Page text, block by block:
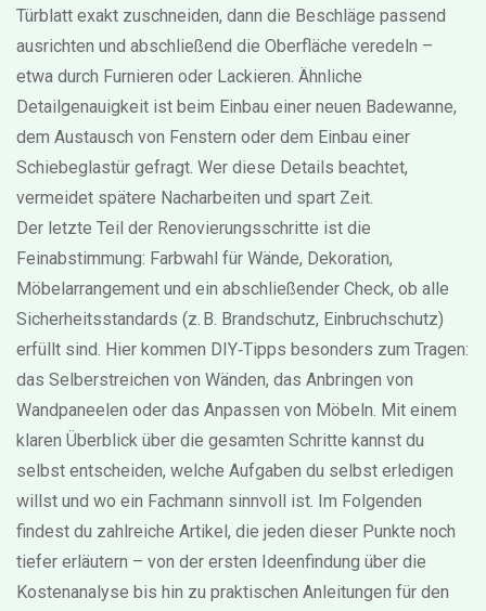
Türblatt exakt zuschneiden, dann die Beschläge passend
ausrichten und abschließend die Oberfläche veredeln –
etwa durch Furnieren oder Lackieren. Ähnliche
Detailgenauigkeit ist beim Einbau einer neuen Badewanne,
dem Austausch von Fenstern oder dem Einbau einer
Schiebeglastür gefragt. Wer diese Details beachtet,
vermeidet spätere Nacharbeiten und spart Zeit.
Der letzte Teil der Renovierungsschritte ist die
Feinabstimmung: Farbwahl für Wände, Dekoration,
Möbelarrangement und ein abschließender Check, ob alle
Sicherheitsstandards (z. B. Brandschutz, Einbruchschutz)
erfüllt sind. Hier kommen DIY‑Tipps besonders zum Tragen:
das Selberstreichen von Wänden, das Anbringen von
Wandpaneelen oder das Anpassen von Möbeln. Mit einem
klaren Überblick über die gesamten Schritte kannst du
selbst entscheiden, welche Aufgaben du selbst erledigen
willst und wo ein Fachmann sinnvoll ist. Im Folgenden
findest du zahlreiche Artikel, die jeden dieser Punkte noch
tiefer erläutern – von der ersten Ideenfindung über die
Kostenanalyse bis hin zu praktischen Anleitungen für den